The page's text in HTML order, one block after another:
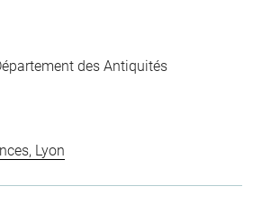
des Antiquités
Lyon